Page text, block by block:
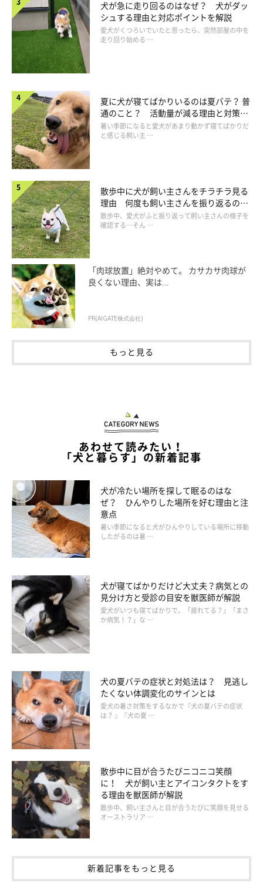
nimoriさんからのご投稿、くまちゃん（6才／シー・ズー）のあ
ごのせ！
こちらもおもちゃを枕にしてご機嫌。このあと、おもちゃをあご
枕にしたまま眠ってしまったそうです！
こちらもおもちゃを枕にしてご機嫌。このあと、おもちゃをあご
枕にしたまま眠ってしまったそうです！
ュ・コーギー・ペンブローク）のあごのせです！
ふわもこできもちいい❤ほかの犬にあごのせしちゃう犬
たち
続いては、同居犬にあごのせしちゃう犬たちのかわいいお写真を
ご紹介します！
犬が急に走り回るのはなぜ？ 犬がダッ
シュする理由と対応ポイントを解説
愛犬がくつろいでいたと思ったら、突然部屋の中を
走り回り始める …
夏に犬が寝てばかりいるのは夏バテ？ 普
通のこと？ 活動量が減る理由と対策と
は
暑い季節になると愛犬があまり動かず寝てばかりだ
と感じる飼い主 …
散歩中に犬が飼い主さんをチラチラ見る
理由 何度も飼い主さんを振り返るのは
なぜ？
散歩中、愛犬がふと振り返って飼い主さんの様子を
確認する…そん …
「肉球放置」絶対やめて。 カサカサ肉球が
良くない理由、実は...
PR(AIGATE株式会社)
もっと見る
あわせて読みたい！
「犬と暮らす」の新着記事
犬が冷たい場所を探して眠るのはな
ぜ？ ひんやりした場所を好む理由と注
意点
暑い季節になると犬がひんやりしている場所に移動
したがるのは暑 …
犬が寝てばかりだけど大丈夫？病気との
見分け方と受診の目安を獣医師が解説
愛犬がいつも寝てばかりで、「疲れてる？」「まさ
か病気！？」な …
犬の夏バテの症状と対処法は？ 見逃し
たくない体調変化のサインとは
愛犬の暑さ対策をするなかで『犬の夏バテの症状
は？ 』『犬の夏 …
散歩中に目が合うたびニコニコ笑顔
に！ 犬が飼い主とアイコンタクトをす
る理由を獣医師が解説
散歩中、飼い主さんと目が合うたびに笑顔を見せる
オーストラリア …
新着記事をもっと見る